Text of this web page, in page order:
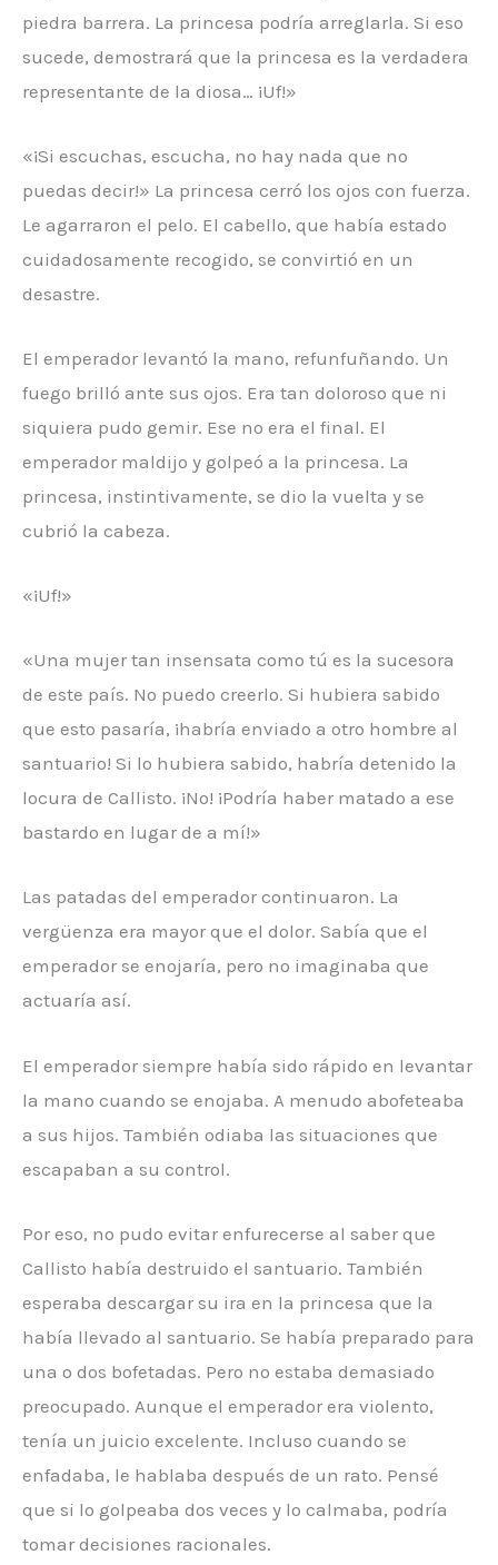
piedra barrera. La princesa podría arreglarla. Si eso
sucede, demostrará que la princesa es la verdadera
representante de la diosa… ¡Uf!»
«¡Si escuchas, escucha, no hay nada que no
puedas decir!» La princesa cerró los ojos con fuerza.
Le agarraron el pelo. El cabello, que había estado
cuidadosamente recogido, se convirtió en un
desastre.
El emperador levantó la mano, refunfuñando. Un
fuego brilló ante sus ojos. Era tan doloroso que ni
siquiera pudo gemir. Ese no era el final. El
emperador maldijo y golpeó a la princesa. La
princesa, instintivamente, se dio la vuelta y se
cubrió la cabeza.
«¡Uf!»
«Una mujer tan insensata como tú es la sucesora
de este país. No puedo creerlo. Si hubiera sabido
que esto pasaría, ¡habría enviado a otro hombre al
santuario! Si lo hubiera sabido, habría detenido la
locura de Callisto. ¡No! ¡Podría haber matado a ese
bastardo en lugar de a mí!»
Las patadas del emperador continuaron. La
vergüenza era mayor que el dolor. Sabía que el
emperador se enojaría, pero no imaginaba que
actuaría así.
El emperador siempre había sido rápido en levantar
la mano cuando se enojaba. A menudo abofeteaba
a sus hijos. También odiaba las situaciones que
escapaban a su control.
Por eso, no pudo evitar enfurecerse al saber que
Callisto había destruido el santuario. También
esperaba descargar su ira en la princesa que la
había llevado al santuario. Se había preparado para
una o dos bofetadas. Pero no estaba demasiado
preocupado. Aunque el emperador era violento,
tenía un juicio excelente. Incluso cuando se
enfadaba, le hablaba después de un rato. Pensé
que si lo golpeaba dos veces y lo calmaba, podría
tomar decisiones racionales.